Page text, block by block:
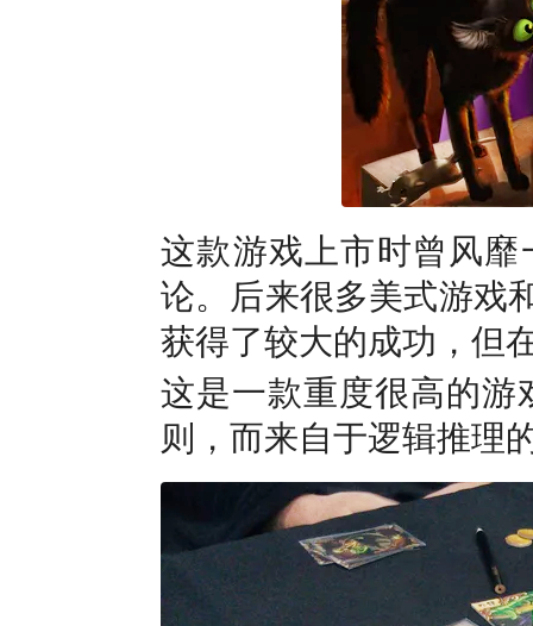
这款游戏上市时曾风靡
论。后来很多美式游戏
获得了较大的成功，但
这是一款重度很高的游
则，而来自于逻辑推理